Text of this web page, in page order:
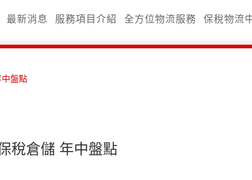
最新消息 服務項目介紹 全方位物流服務 保稅物流
盤點
稅倉儲 年中盤點